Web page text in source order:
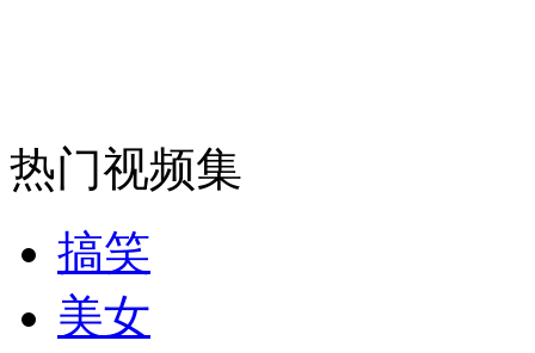
热门视频集
搞笑
美女